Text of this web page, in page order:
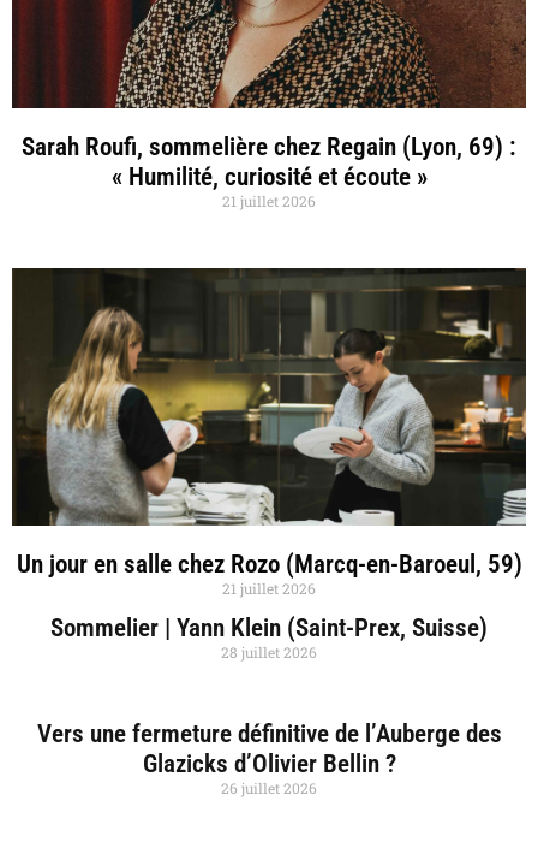
Sarah Roufi, sommelière chez Regain (Lyon, 69) :
« Humilité, curiosité et écoute »
21 juillet 2026
Un jour en salle chez Rozo (Marcq-en-Baroeul, 59)
21 juillet 2026
Sommelier | Yann Klein (Saint-Prex, Suisse)
28 juillet 2026
Vers une fermeture définitive de l’Auberge des
Glazicks d’Olivier Bellin ?
26 juillet 2026